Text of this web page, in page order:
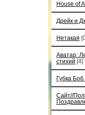
House of
Дрейк и
Нетакая
Аватар:
стихий [4]
Губка
Сайт//